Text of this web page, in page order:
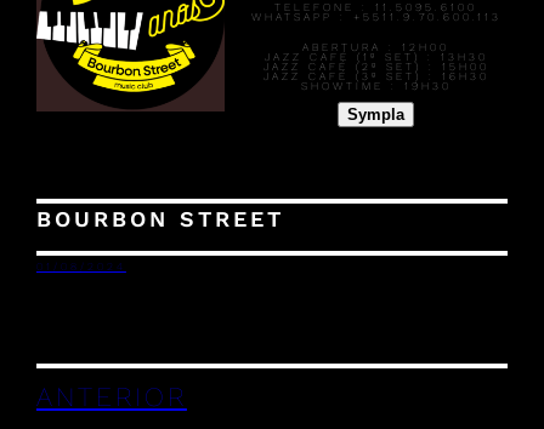
TELEFONE : 11.5095.6100
WHATSAPP : +5511.9.70.600.113
ABERTURA :
12H00
JAZZ CAFÉ (1º SET) :
13H30
JAZZ CAFÉ (2º SET) :
15H00
JAZZ CAFÉ (3º SET) :
16H30
SHOWTIME :
19H30
Sympla
BOURBON STREET
01/08/2024
ANTERIOR